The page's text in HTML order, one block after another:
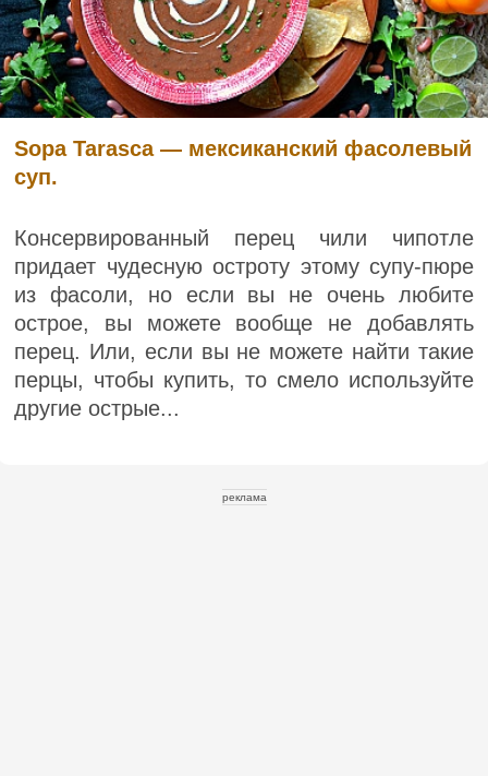
Sopa Tarasca — мексиканский фасолевый
суп.
Консервированный перец чили чипотле
придает чудесную остроту этому супу-пюре
из фасоли, но если вы не очень любите
острое, вы можете вообще не добавлять
перец. Или, если вы не можете найти такие
перцы, чтобы купить, то смело используйте
другие острые...
реклама